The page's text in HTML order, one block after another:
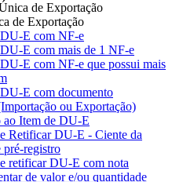
de Exportação
de Exportação
E com NF-e
E com mais de 1 NF-e
E com NF-e que possui mais
E com documento
ou Exportação)
ao Item de DU-E
Retificar DU-E - Ciente da
pré-registro
retificar DU-E com nota
de valor e/ou quantidade